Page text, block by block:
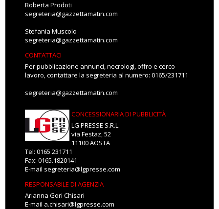
Roberta Prodoti
segreteria@gazzettamatin.com
Stefania Muscolo
segreteria@gazzettamatin.com
CONTATTACI
Per pubblicazione annunci, necrologi, offro e cerco
lavoro, contattare la segreteria al numero: 0165/231711
segreteria@gazzettamatin.com
CONCESSIONARIA DI PUBBLICITÀ
LG PRESSE S.R.L.
via Festaz, 52
11100 AOSTA
Tel: 0165.231711
Fax: 0165.1820141
E-mail segreteria@lgpresse.com
RESPONSABILE DI AGENZIA
Arianna Gori Chisari
E-mail a.chisari@lgpresse.com